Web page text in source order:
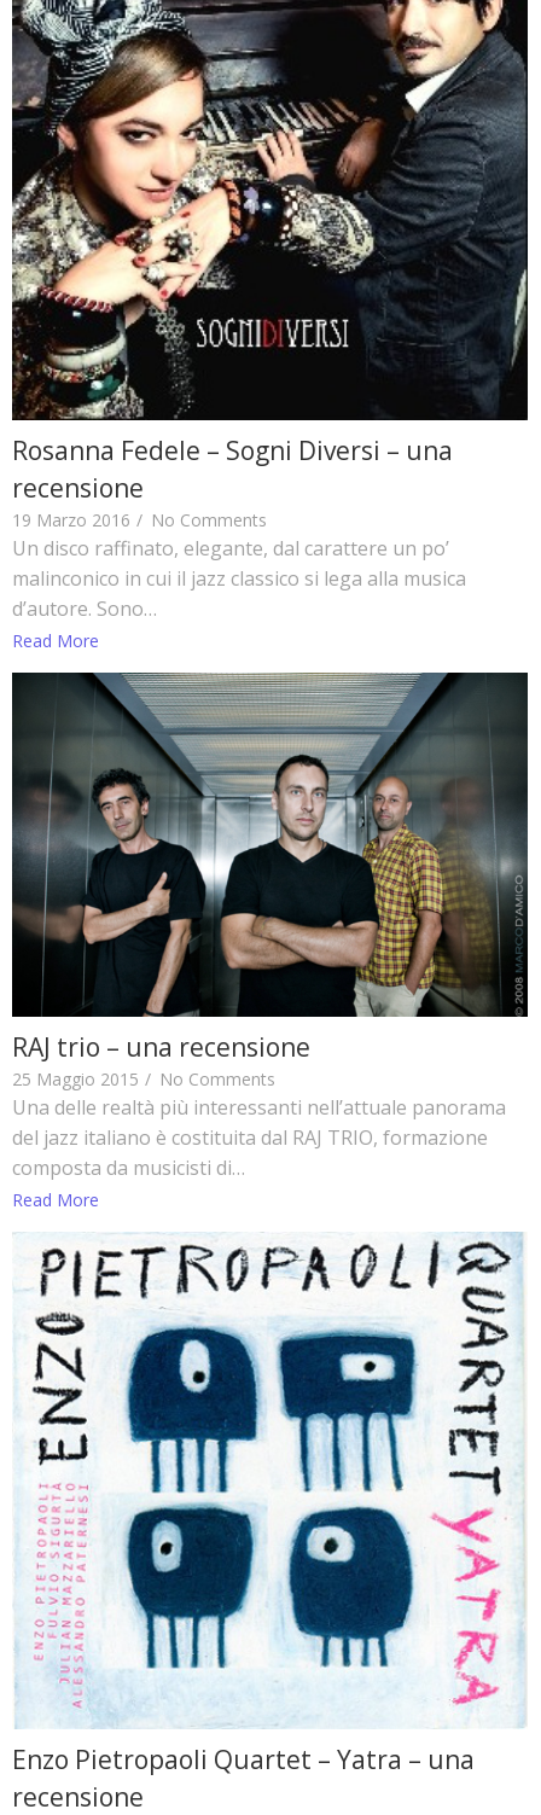
Rosanna Fedele – Sogni Diversi – una
recensione
19 Marzo 2016 / No Comments
Un disco raffinato, elegante, dal carattere un po’
malinconico in cui il jazz classico si lega alla musica
d’autore. Sono…
Read More
RAJ trio – una recensione
25 Maggio 2015 / No Comments
Una delle realtà più interessanti nell’attuale panorama
del jazz italiano è costituita dal RAJ TRIO, formazione
composta da musicisti di…
Read More
Enzo Pietropaoli Quartet – Yatra – una
recensione